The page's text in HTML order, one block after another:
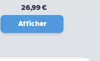
26,99 €
Afficher